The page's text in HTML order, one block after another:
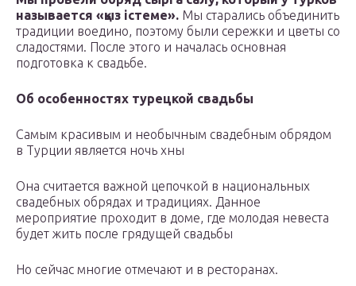
называется «қыз істеме». Мы старались объединить
традиции воедино, поэтому были сережки и цветы со
сладостями. После этого и началась основная
подготовка к свадьбе.
Об особенностях турецкой свадьбы
Самым красивым и необычным свадебным обрядом
в Турции является ночь хны
Она считается важной цепочкой в национальных
свадебных обрядах и традициях. Данное
мероприятие проходит в доме, где молодая невеста
будет жить после грядущей свадьбы
Но сейчас многие отмечают и в ресторанах.